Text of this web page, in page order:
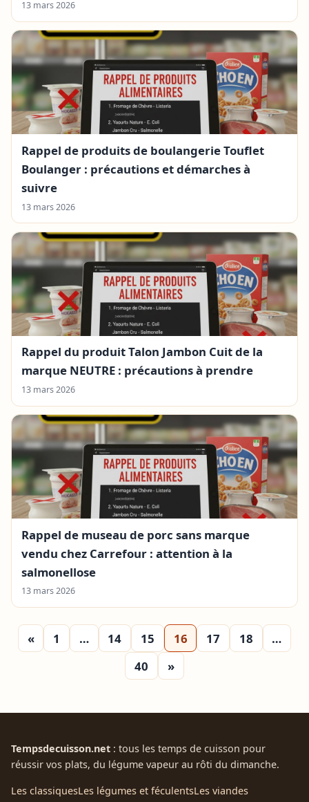
13 mars 2026
Rappel de produits de boulangerie Touflet
Boulanger : précautions et démarches à
suivre
13 mars 2026
Rappel du produit Talon Jambon Cuit de la
marque NEUTRE : précautions à prendre
13 mars 2026
Rappel de museau de porc sans marque
vendu chez Carrefour : attention à la
salmonellose
13 mars 2026
« 1 … 14 15 16 17 18
…
40
»
Tempsdecuisson.net : tous les temps de cuisson pour
réussir vos plats, du légume vapeur au rôti du dimanche.
Les classiquesLes légumes et féculentsLes viandes